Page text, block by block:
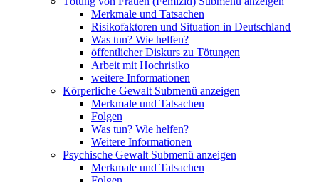
Merkmale und Tatsachen
Risikofaktoren und Situation in Deutschland
Was tun? Wie helfen?
öffentlicher Diskurs zu Tötungen
Arbeit mit Hochrisiko
weitere Informationen
Körperliche Gewalt Submenü anzeigen
Merkmale und Tatsachen
Folgen
Was tun? Wie helfen?
Weitere Informationen
Psychische Gewalt Submenü anzeigen
Merkmale und Tatsachen